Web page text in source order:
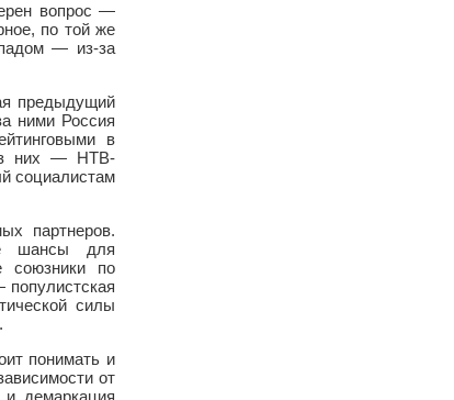
вопрос —
по той же
— из-за
предыдущий
ними Россия
в
них — НТВ-
социалистам
партнеров.
шансы для
союзники по
силы
понимать и
от